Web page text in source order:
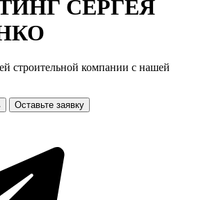
СЕРГЕЯ
строительной компании с нашей
Оставьте заявку